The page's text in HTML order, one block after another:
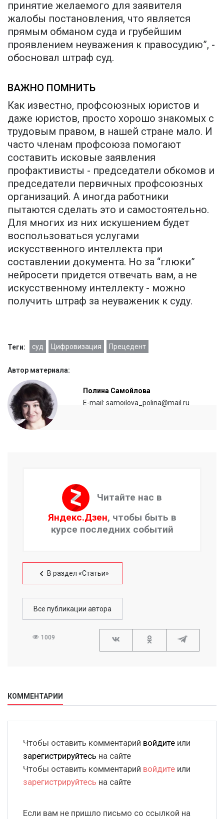
принятие желаемого для заявителя
жалобы постановления, что является
прямым обманом суда и грубейшим
проявлением неуважения к правосудию”, -
обосновал штраф суд.
ВАЖНО ПОМНИТЬ
Как известно, профсоюзных юристов и
даже юристов, просто хорошо знакомых с
трудовым правом, в нашей стране мало. И
часто членам профсоюза помогают
составить исковые заявления
профактивисты - председатели обкомов и
председатели первичных профсоюзных
организаций. А иногда работники
пытаются сделать это и самостоятельно.
Для многих из них искушением будет
воспользоваться услугами
искусственного интеллекта при
составлении документа. Но за “глюки”
нейросети придется отвечать вам, а не
искусственному интеллекту - можно
получить штраф за неуваженик к суду.
Теги: суд Цифровизация Прецедент
Автор материала:
Полина Самойлова
E-mail: samoilova_polina@mail.ru
Читайте нас в
Яндекс.Дзен, чтобы быть в
курсе последних событий
В раздел «Статьи»
Все публикации автора
1009
КОММЕНТАРИИ
Чтобы оставить комментарий войдите или
зарегистрируйтесь на сайте
Чтобы оставить комментарий войдите или
зарегистрируйтесь на сайте
Если вам не пришло письмо со ссылкой на